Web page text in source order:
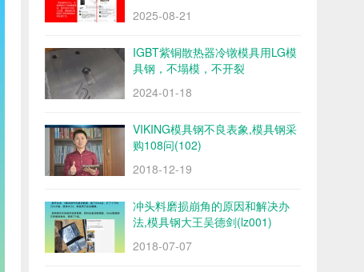
2025-08-21
IGBT紫铜散热器冷镦模具用LG模
具钢，不塌模，不开裂
2024-01-18
VIKING模具钢不良表象,模具钢采
购108问(102)
2018-12-19
冲头料磨损崩角的原因和解决办
法,模具钢大王吴德剑(lz001)
2018-07-07